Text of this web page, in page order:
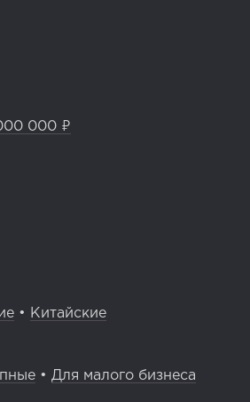
000 ₽
• Китайские
• Для малого бизнеса